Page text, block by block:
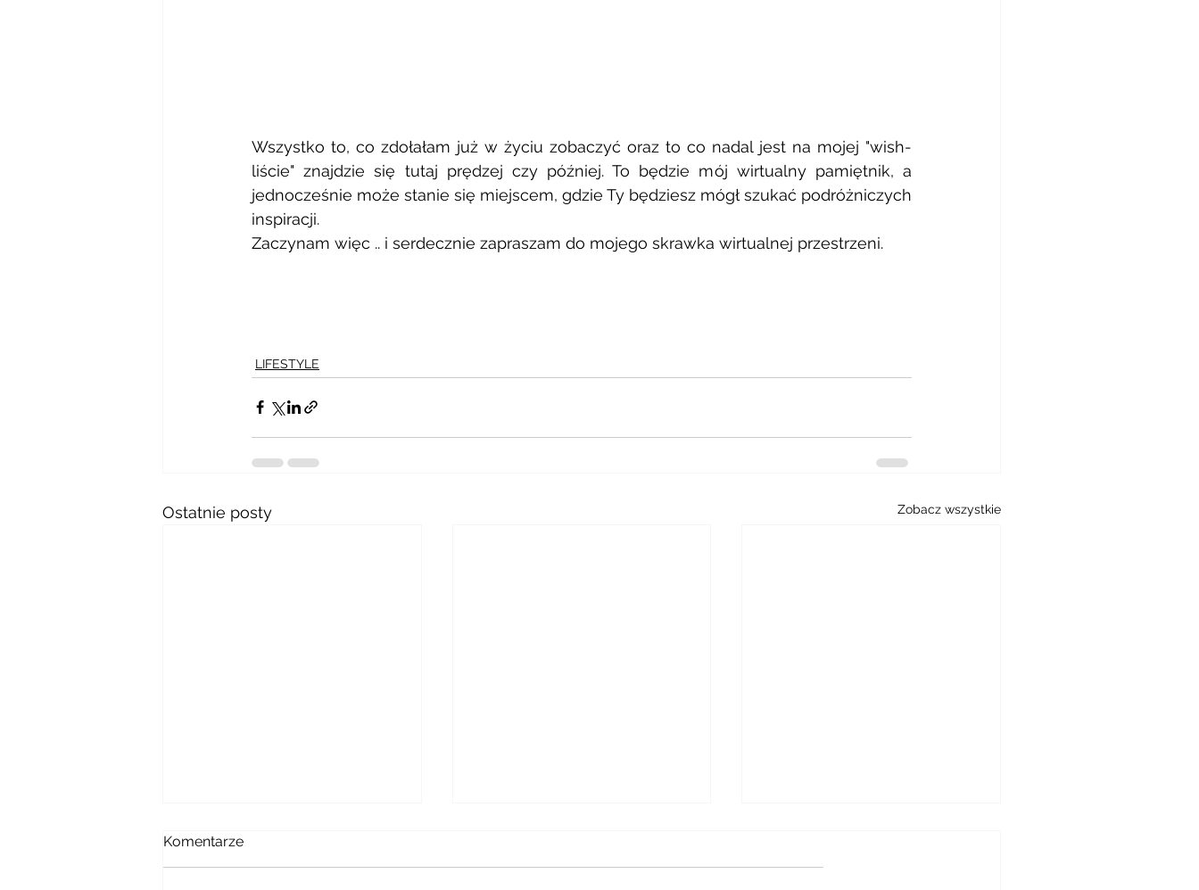
Wszystko to, co zdołałam już w życiu zobaczyć oraz to co nadal jest na mojej "wish-
liście" znajdzie się tutaj prędzej czy później. To będzie mój wirtualny pamiętnik, a
jednocześnie może stanie się miejscem, gdzie Ty będziesz mógł szukać podróżniczych
inspiracji.
Zaczynam więc .. i serdecznie zapraszam do mojego skrawka wirtualnej przestrzeni.
LIFESTYLE
Ostatnie posty Zobacz wszystkie
Komentarze